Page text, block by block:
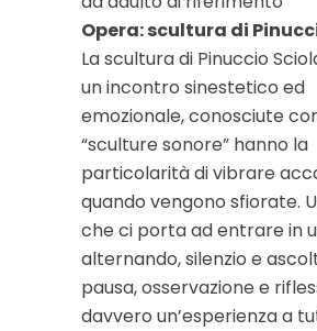
Opera: scultura di
La scultura di Pinuccio
un incontro sinestetico ed
emozionale, conosciute
“sculture sonore” hanno la
particolarità di vibrare
quando vengono sfiorate.
che ci porta ad entrare in
alternando, silenzio e
pausa, osservazione e
davvero un’esperienza a